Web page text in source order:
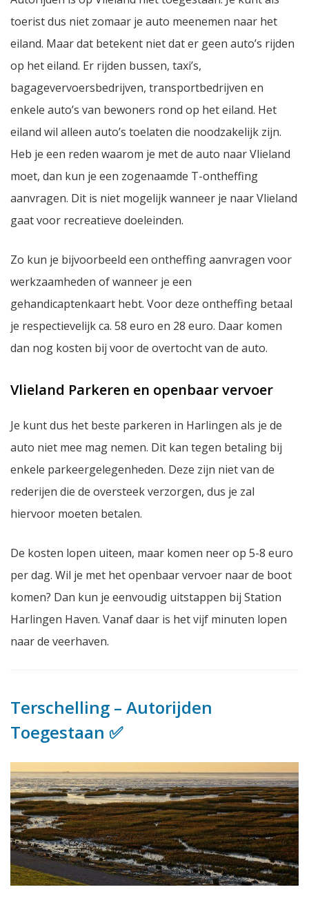
toerist dus niet zomaar je auto meenemen naar het
eiland. Maar dat betekent niet dat er geen auto’s rijden
op het eiland. Er rijden bussen, taxi’s,
bagagevervoersbedrijven, transportbedrijven en
enkele auto’s van bewoners rond op het eiland. Het
eiland wil alleen auto’s toelaten die noodzakelijk zijn.
Heb je een reden waarom je met de auto naar Vlieland
moet, dan kun je een zogenaamde T-ontheffing
aanvragen. Dit is niet mogelijk wanneer je naar Vlieland
gaat voor recreatieve doeleinden.
Zo kun je bijvoorbeeld een ontheffing aanvragen voor
werkzaamheden of wanneer je een
gehandicaptenkaart hebt. Voor deze ontheffing betaal
je respectievelijk ca. 58 euro en 28 euro. Daar komen
dan nog kosten bij voor de overtocht van de auto.
Vlieland Parkeren en openbaar vervoer
Je kunt dus het beste parkeren in Harlingen als je de
auto niet mee mag nemen. Dit kan tegen betaling bij
enkele parkeergelegenheden. Deze zijn niet van de
rederijen die de oversteek verzorgen, dus je zal
hiervoor moeten betalen.
De kosten lopen uiteen, maar komen neer op 5-8 euro
per dag. Wil je met het openbaar vervoer naar de boot
komen? Dan kun je eenvoudig uitstappen bij Station
Harlingen Haven. Vanaf daar is het vijf minuten lopen
naar de veerhaven.
Terschelling – Autorijden
Toegestaan ✅